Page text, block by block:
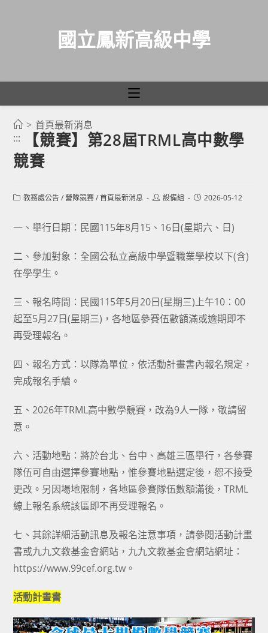
國立鳳新高級中學
> 首頁最新消息
:::
【競賽】第28屆TRML高中數學
競賽
Post教務處公告 / 營隊競賽 / 首頁最新消息
Post設備組
Post2026-05-12
一、舉行日期：民國115年8月15、16日(星期六、日)
二、參加對象：全國公私立高級中學暨職業學校以下(含)
在學學生。
三、報名時間：民國115年5月20日(星期三)上午10：00
起至5月27日(星期三)，各地區參賽伍數額滿或逾期即不
再受理報名。
四、報名方式：以隊為單位，依活動計畫書內報名規定，
完成報名手續。
五、2026年TRML高中數學競賽，改為9人一隊，敬請留
意。
六、活動地點：將於台北、台中、高雄三區舉行，各參賽
隊伍可自由選擇參賽地點，惟參賽地點選定後，恕不接受
更改。另因場地限制，各地區參賽隊伍數額滿後，TRML
線上報名系統該區即不再受理報名。
七、其餘詳細活動訊息及報名注意事項，請參閱活動計畫
書或九九文教基金會網站，九九文教基金會網站網址：
https://www.99cef.org.tw。
活動計畫書